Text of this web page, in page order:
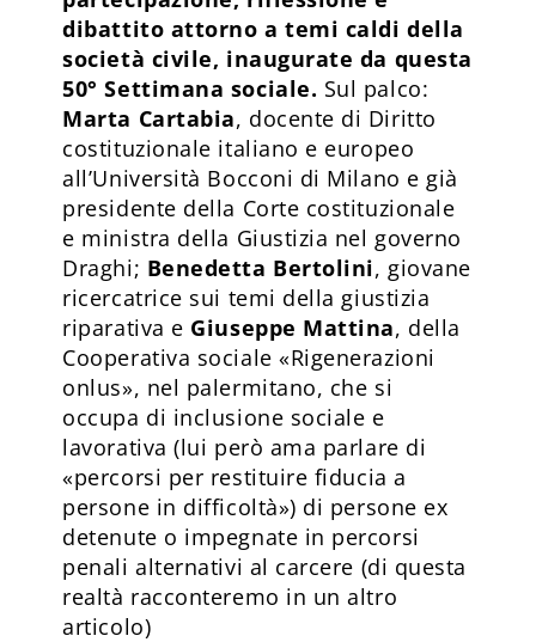
dibattito attorno a temi caldi della
società civile, inaugurate da questa
50° Settimana sociale. Sul palco:
Marta Cartabia, docente di Diritto
costituzionale italiano e europeo
all’Università Bocconi di Milano e già
presidente della Corte costituzionale
e ministra della Giustizia nel governo
Draghi; Benedetta Bertolini, giovane
ricercatrice sui temi della giustizia
riparativa e Giuseppe Mattina, della
Cooperativa sociale «Rigenerazioni
onlus», nel palermitano, che si
occupa di inclusione sociale e
lavorativa (lui però ama parlare di
«percorsi per restituire fiducia a
persone in difficoltà») di persone ex
detenute o impegnate in percorsi
penali alternativi al carcere (di questa
realtà racconteremo in un altro
articolo)